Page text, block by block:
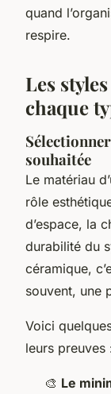
quand
respire.
Les
chaque
souhaitée
Le matériau
rôle
d’espace, la
durabilité du
céramique,
souvent, une
Voici
leurs preuves
🎨 Le